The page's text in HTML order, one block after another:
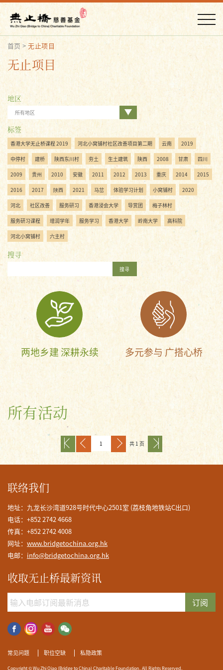
首页>无止项目
无止项目
地区
所有地区
标签
香港大学无止桥课程 2019 河北小窝铺村社区改善项目第二期 云南 2019
中停村 建桥 陕西东川村 夯土 生土建筑 陕西 2008 甘肃 四川
2009 贵州 2010 安徽 2011 2012 2013 重庆 2014 2015
2016 2017 陜西 2021 马岔 体验学习计划 小窝铺村 2020
河北 社区改善 服务研习 香港浸会大学 导赏团 梅子林村
服务研习课程 增润学年 服务学习 香港大学 岭南大学 高科院
河北小窝铺村 六主村
搜寻
搜寻
两地乡建 深耕永续 多元参与 广搭心桥
所有活动
共 1 页
联络我们
地址：九龙长沙湾道928号时代中心2501室 (荔枝角地铁站C出口)
电话：+852 2742 4668
传真：+852 2742 4008
网址： www.bridgetochina.org.hk
电邮： info@bridgetochina.org.hk
收取无止桥最新资讯
订阅
常见问题 职位空缺 私隐政策
Copyright © Wu Zhi Qiao (Bridge to China) Charitable Foundation. All Rights Reserved.